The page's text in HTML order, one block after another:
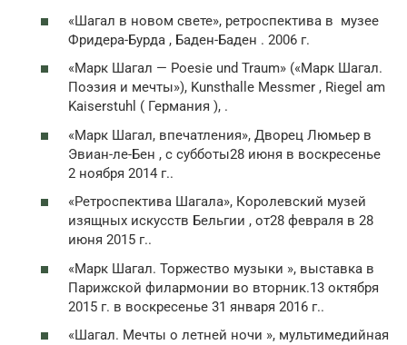
«Шагал в новом свете», ретроспектива в музее
Фридера-Бурда , Баден-Баден . 2006 г.
«Марк Шагал — Poesie und Traum» («Марк Шагал.
Поэзия и мечты»), Kunsthalle Messmer , Riegel am
Kaiserstuhl ( Германия ), .
«Марк Шагал, впечатления», Дворец Люмьер в
Эвиан-ле-Бен , с субботы28 июня в воскресенье
2 ноября 2014 г..
«Ретроспектива Шагала», Королевский музей
изящных искусств Бельгии , от28 февраля в 28
июня 2015 г..
«Марк Шагал. Торжество музыки », выставка в
Парижской филармонии во вторник.13 октября
2015 г. в воскресенье 31 января 2016 г..
«Шагал. Мечты о летней ночи », мультимедийная